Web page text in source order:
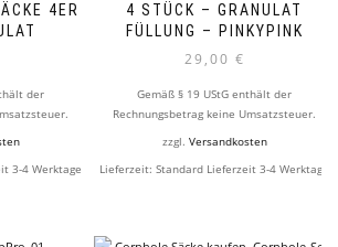
4ER
der
3-4 Werktage
4 STÜCK – GRANULAT
FÜLLUNG – PINKYPINK
29,00 €
Gemäß § 19 UStG enthält der
Rechnungsbetrag keine Umsatzsteuer.
zzgl. Versandkosten
Lieferzeit: Standard Lieferzeit 3-4 Werktage